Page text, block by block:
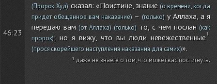
46:23
(Пророк Худ) сказал: «Поистине, знание (о времени, когда
придет обещанное вам наказание) – (только)у Аллаха, а я
передаю вам (от Аллаха)(только)то, с чем послан (как
пророк); но я вижу, что вы люди невежественные
(прося скорейшего наступления наказания для самих)».
даже не знаете о том, что может вас постигнуть.